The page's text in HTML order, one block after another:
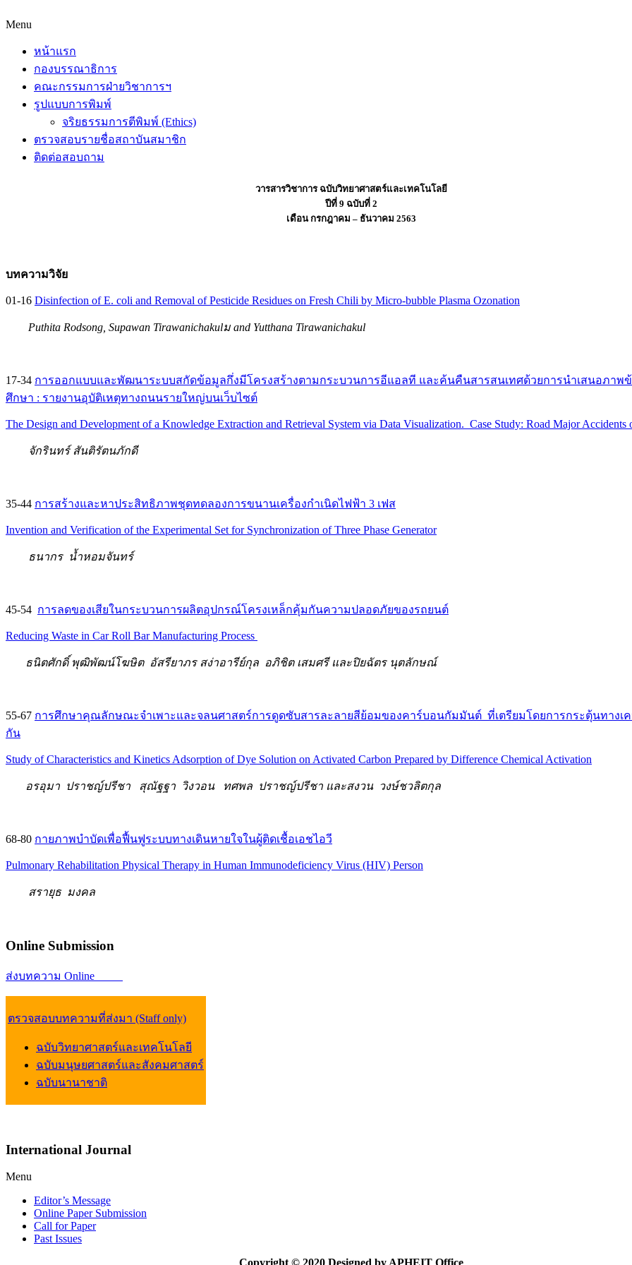
Menu
หน้าแรก
กองบรรณาธิการ
คณะกรรมการฝ่ายวิชาการฯ
รูปแบบการพิมพ์
จริยธรรมการตีพิมพ์ (Ethics)
ตรวจสอบรายชื่อสถาบันสมาชิก
ติดต่อสอบถาม
วารสารวิชาการ ฉบับวิทยาศาสตร์และเทคโนโลยี
ปีที่ 9 ฉบับที่ 2
เดือน กรกฎาคม – ธันวาคม 2563
บทความวิจัย
01-16 Disinfection of E. coli and Removal of Pesticide Residues on Fresh Chili by Micro-bubble Plasma Ozonation
Puthita Rodsong, Supawan Tirawanichakulม and Yutthana Tirawanichakul
17-34 การออกแบบและพัฒนาระบบสกัดข้อมูลกึ่งมีโครงสร้างตามกระบวนการอีแอลที และค้นคืนสารสนเทศด้วยการนำเสนอภาพ
ศึกษา : รายงานอุบัติเหตุทางถนนรายใหญ่บนเว็บไซต์
The Design and Development of a Knowledge Extraction and Retrieval System via Data Visualization. Case Study: Road Major Accidents
จักรินทร์ สันติรัตนภักดี
35-44 การสร้างและหาประสิทธิภาพชุดทดลองการขนานเครื่องกำเนิดไฟฟ้า 3 เฟส
Invention and Verification of the Experimental Set for Synchronization of Three Phase Generator
ธนากร น้ำหอมจันทร์
45-54 การลดของเสียในกระบวนการผลิตอุปกรณ์โครงเหล็กคุ้มกันความปลอดภัยของรถยนต์
Reducing Waste in Car Roll Bar Manufacturing Process
ธนิตศักดิ์ พุฒิพัฒน์โฆษิต อัสรียาภร สง่าอารีย์กุล อภิชิต เสมศรี และปิยฉัตร นุตลักษณ์
55-67 การศึกษาคุณลักษณะจำเพาะและจลนศาสตร์การดูดซับสารละลายสีย้อมของคาร์บอนกัมมันต์ ที่เตรียมโดยการกระตุ้นทางเ
กัน
Study of Characteristics and Kinetics Adsorption of Dye Solution on Activated Carbon Prepared by Difference Chemical Activation
อรอุมา ปราชญ์ปรีชา สุณัฐฐา วิงวอน ทศพล ปราชญ์ปรีชา และสงวน วงษ์ชวลิตกุล
68-80 กายภาพบำบัดเพื่อฟื้นฟูระบบทางเดินหายใจในผู้ติดเชื้อเอชไอวี
Pulmonary Rehabilitation Physical Therapy in Human Immunodeficiency Virus (HIV) Person
สรายุธ มงคล
Online Submission
ส่งบทความ Online
ตรวจสอบบทความที่ส่งมา (Staff only)
ฉบับวิทยาศาสตร์และเทคโนโลยี
ฉบับมนุษยศาสตร์และสังคมศาสตร์
ฉบับนานาชาติ
International Journal
Menu
Editor’s Message
Online Paper Submission
Call for Paper
Past Issues